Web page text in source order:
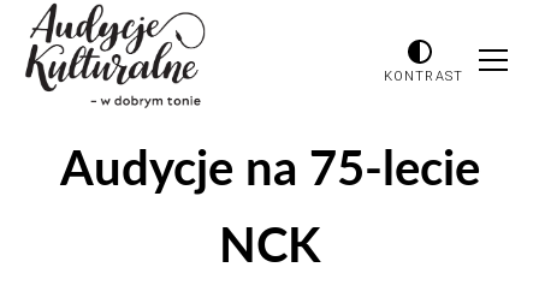
KONTRAST
Audycje na 75-lecie
NCK